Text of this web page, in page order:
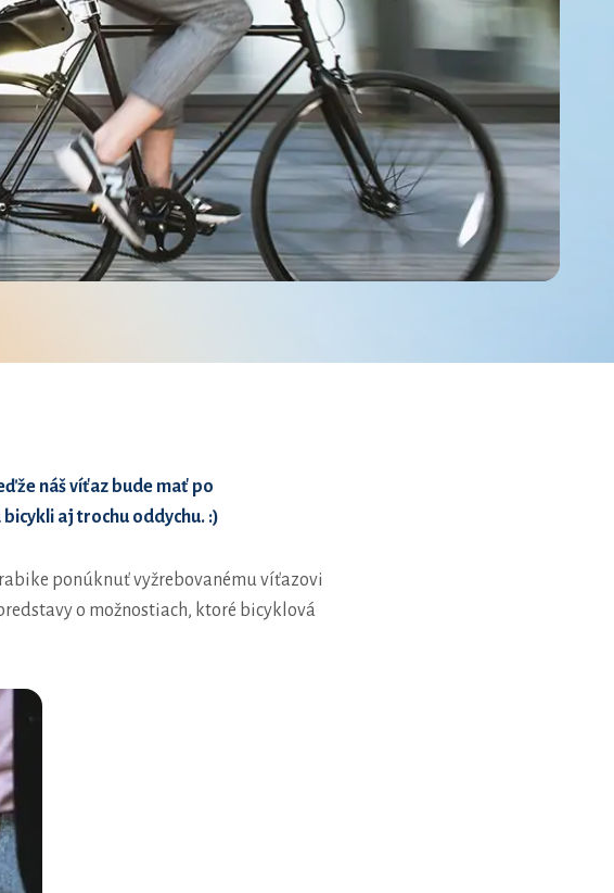
náš víťaz bude mať po
aj trochu oddychu. :)
ponúknuť vyžrebovanému víťazovi
o možnostiach, ktoré bicyklová